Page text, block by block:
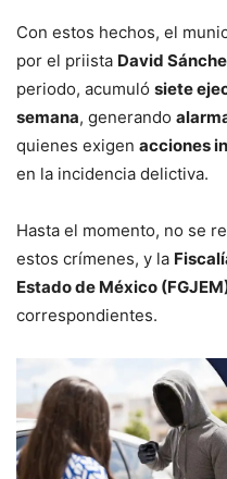
Con estos hechos, el
por el priista David
periodo, acumuló siete
semana, generando
quienes exigen acciones
en la incidencia delictiva.
Hasta el momento, no se
estos crímenes, y la
Estado de México
correspondientes.